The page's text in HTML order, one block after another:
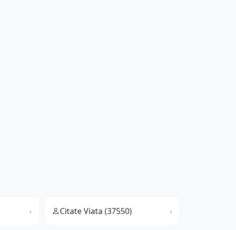
Citate Viata (37550)